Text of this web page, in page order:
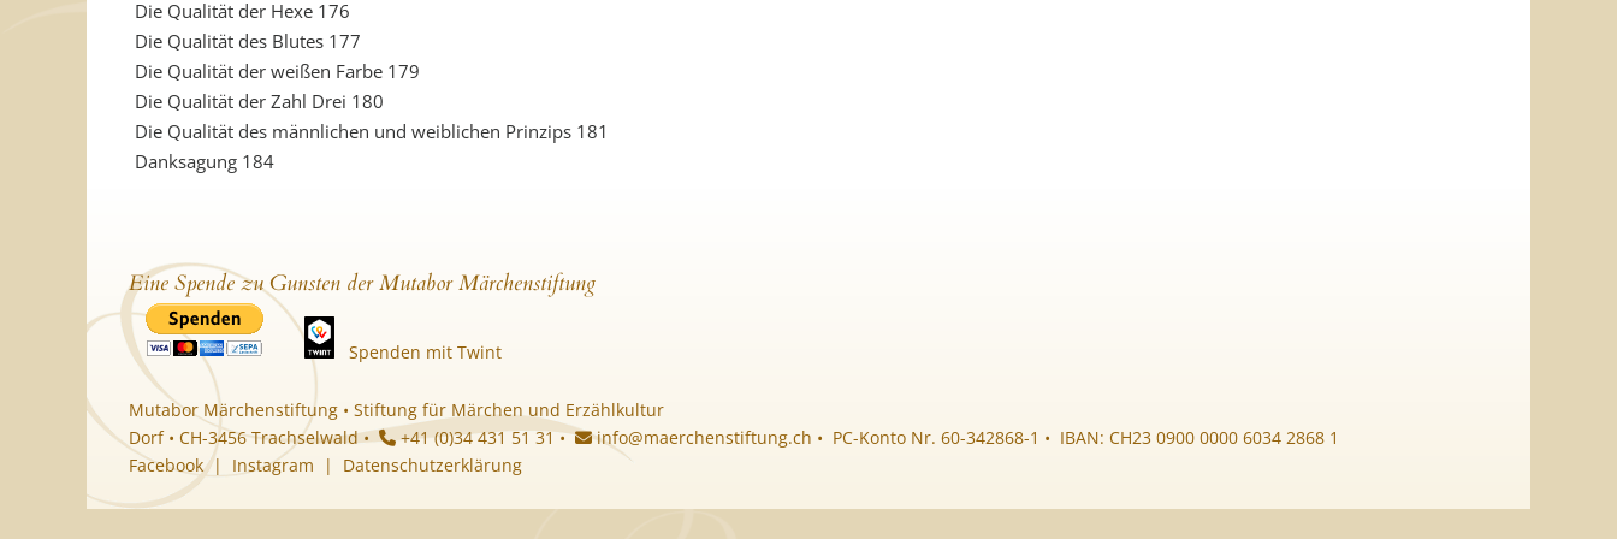
Die Qualität der Hexe 176
Die Qualität des Blutes 177
Die Qualität der weißen Farbe 179
Die Qualität der Zahl Drei 180
Die Qualität des männlichen und weiblichen Prinzips 181
Danksagung 184
Eine Spende zu Gunsten der Mutabor Märchenstiftung
Spenden mit Twint
Mutabor Märchenstiftung • Stiftung für Märchen und Erzählkultur
Dorf • CH-3456 Trachselwald •
+41 (0)34 431 51 31 • info@maerchenstiftung.ch • PC-Konto Nr. 60-342868-1 • IBAN: CH23 0900 0000 6034 2868 1
Facebook| Instagram | Datenschutzerklärung